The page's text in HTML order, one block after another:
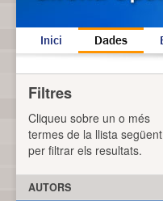
Inici Dades
Filtres
Cliqueu sobre un o més
termes de la llista següent
per filtrar els resultats.
AUTORS